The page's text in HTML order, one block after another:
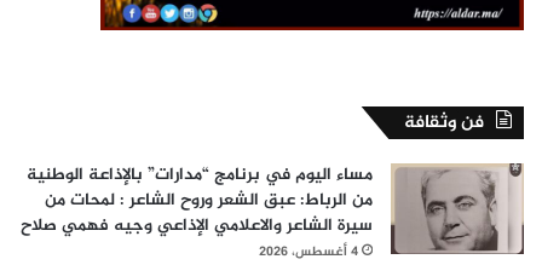
فن وثقافة
مساء اليوم في برنامج “مدارات” بالإذاعة الوطنية
من الرباط: عبق الشعر وروح الشاعر : لمحات من
سيرة الشاعر والاعلامي الإذاعي وجيه فهمي صلاح
4 أغسطس، 2026